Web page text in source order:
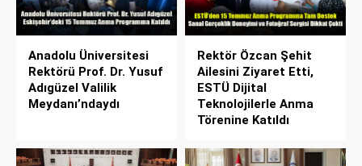
Anadolu Üniversitesi
Rektörü Prof. Dr. Yusuf
Adıgüzel Valilik
Meydanı’ndaydı
Rektör Özcan Şehit
Ailesini Ziyaret Etti,
ESTÜ Dijital
Teknolojilerle Anma
Törenine Katıldı